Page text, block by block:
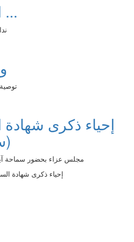
الا يا أهل العالم ...
إحياء ذكرى شهادة
مجلس عزاء بحضور سماحة آية